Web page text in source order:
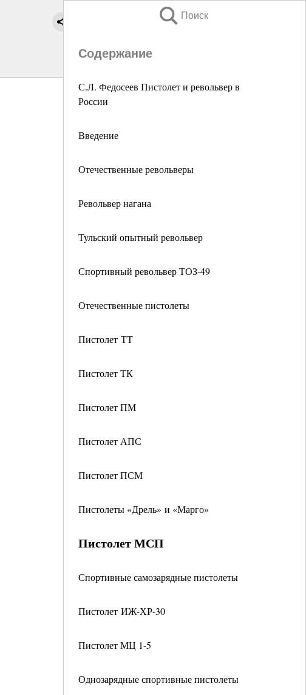
Поиск
Содержание
С.Л. Федосеев Пистолет и револьвер в
России
Введение
Отечественные револьверы
Револьвер нагана
Тульский опытный револьвер
Спортивный револьвер ТОЗ-49
Отечественные пистолеты
Пистолет ТТ
Пистолет ТК
Пистолет ПМ
Пистолет АПС
Пистолет ПСМ
Пистолеты «Дрель» и «Марго»
Пистолет МСП
Спортивные самозарядные пистолеты
Пистолет ИЖ-ХР-30
Пистолет МЦ 1-5
Однозарядные спортивные пистолеты